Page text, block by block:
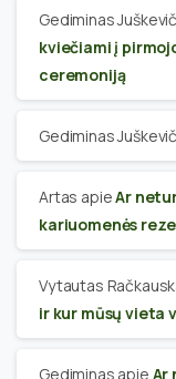
Gediminas
kviečiami į
ceremoniją
Gediminas
Artas apieAr
kariuomenės
Vytautas
ir kur mūsų vieta
Gediminas apie Ar